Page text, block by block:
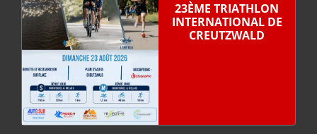
23ÈME TRIATHLON
INTERNATIONAL DE
CREUTZWALD